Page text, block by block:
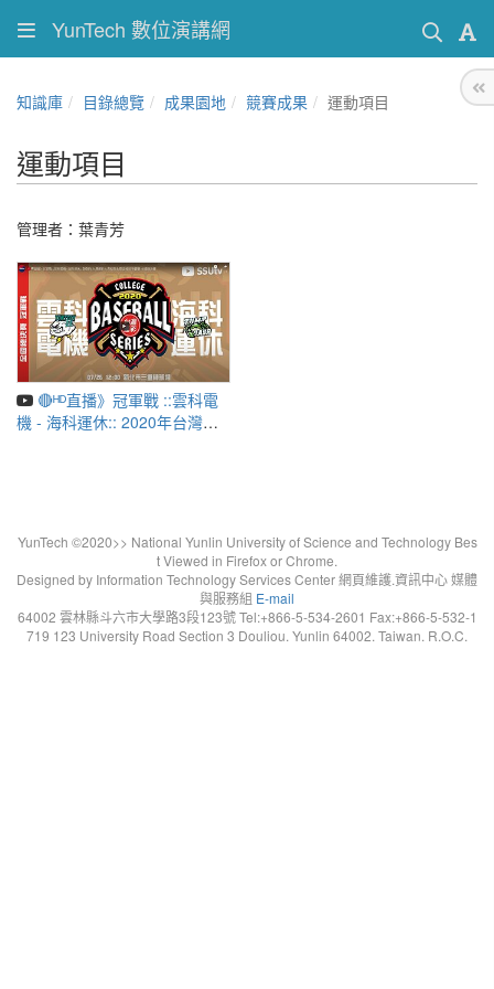
YunTech 數位演講網
知識庫 目錄總覽 成果園地 競賽成果 運動項目
運動項目
管理者：葉青芳
🔴ᴴᴰ直播》冠軍戰 ::雲科電
機 - 海科運休:: 2020年台灣運
YunTech ©2020>> National Yunlin University of Science and Technology Bes
t Viewed in Firefox or Chrome.
Designed by Information Technology Services Center 網頁維護.資訊中心 媒體
與服務組 E-mail
64002 雲林縣斗六市大學路3段123號 Tel:+866-5-534-2601 Fax:+866-5-532-1
719 123 University Road Section 3 Douliou. Yunlin 64002. Taiwan. R.O.C.